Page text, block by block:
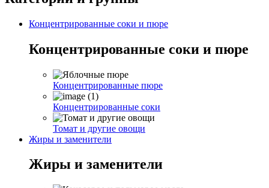
Концентрированные соки и пюре
Концентрированные соки и пюре
Концентрированные пюре
Концентрированные соки
Томат и другие овощи
Жиры и заменители
Жиры и заменители